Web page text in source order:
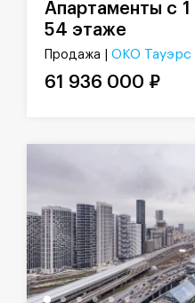
Апартаменты с
54 этаже
Продажа | ОКО Тауэрс
61 936 000 ₽